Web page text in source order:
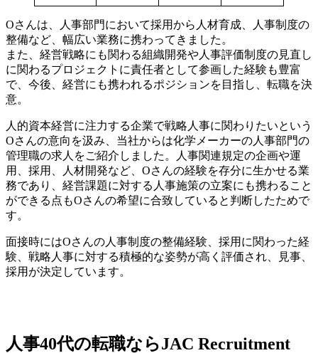
Oさんは、人事部門において採用から人材育成、人事制度の
整備など、幅広い業務に携わってきました。
また、経営戦略にも関わる組織開発や人事評価制度の見直し
に関わるプロジェクトに責任者として参画した経験も豊富
で、今後、経営にも携われるポジションを目指し、転職を決
意。
人的資本経営に注力する企業で戦略人事に関わりたいという
Oさんの意向を汲み、当社からは化学メーカーの人事部門の
管理職の求人をご紹介しました。人事関連規定の企画や運
用、採用、人材開発など、Oさんの経験を存分に生かせる業
務であり、経営課題に対する人事施策の立案にも携わること
ができる点もOさんの希望に合致していると判断したためで
す。
面接時にはOさんの人事制度の整備経験、採用に関わった経
験、戦略人事に対する積極的な姿勢が高く評価され、見事、
採用が決定しています。
人事40代の転職ならJAC Recruitment